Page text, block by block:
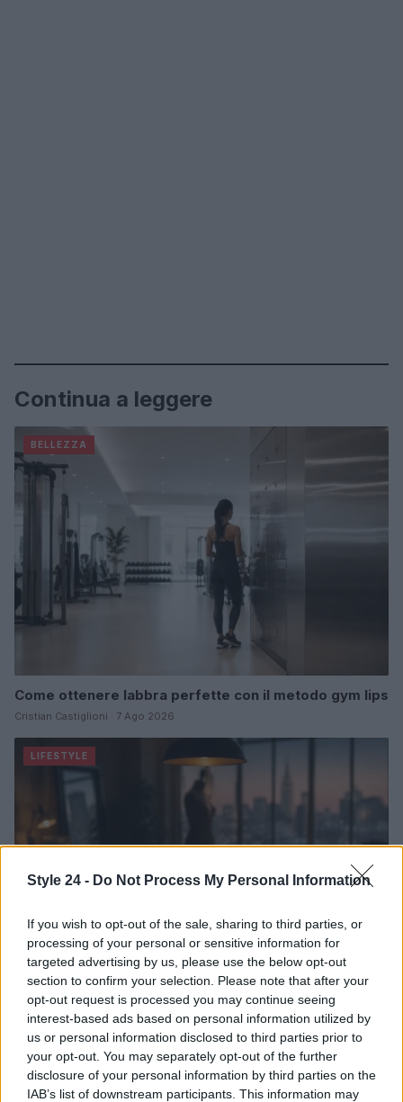
Style 24 - Do Not Process My Personal Information
If you wish to opt-out of the sale, sharing to third parties, or
processing of your personal or sensitive information for
targeted advertising by us, please use the below opt-out
section to confirm your selection. Please note that after your
opt-out request is processed you may continue seeing
interest-based ads based on personal information utilized by
us or personal information disclosed to third parties prior to
your opt-out. You may separately opt-out of the further
disclosure of your personal information by third parties on the
IAB’s list of downstream participants. This information may
Continua a leggere
BELLEZZA
Come ottenere labbra perfette con il metodo gym lips
Cristian Castiglioni · 7 Ago 2026
LIFESTYLE
Dove si terrà Vogue World nel 2027: la scelta di San
Francisco
Matteo Pellegrino · 6 Ago 2026